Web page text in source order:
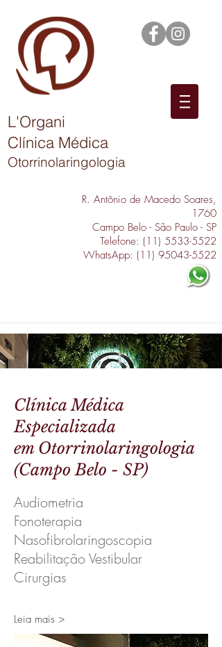
L'Organi
Clínica Médica
Otorrinolaringologia
R. Antônio de Macedo Soares,
1760
Campo Belo - São Paulo - SP
Telefone: (11) 5533-5522
WhatsApp: (11) 95043-5522
Clínica Médica
Especializada
em Otorrinolaringologia
(Campo Belo - SP)
Audiometria
Fonoterapia
Nasofibrolaringoscopia
Reabilitação Vestibular
Cirurgias
Leia mais >